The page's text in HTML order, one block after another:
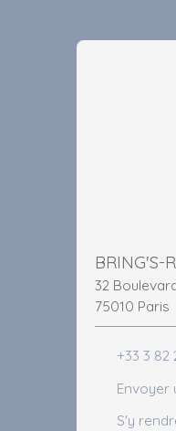
32
75010 Paris
+33 3 82
Envoyer
S'y